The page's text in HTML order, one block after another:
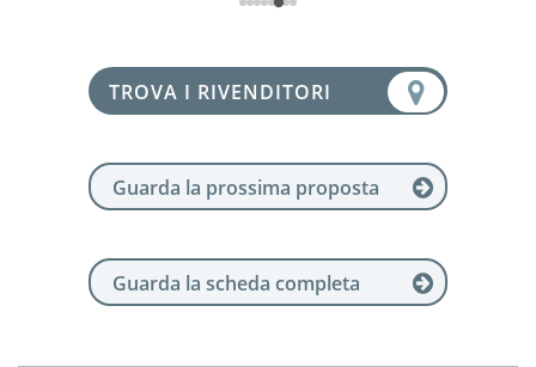
TROVA I RIVENDITORI
Guarda la prossima proposta
Guarda la scheda completa